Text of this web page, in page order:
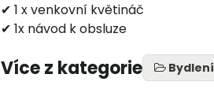
✔ 1 x venkovní květináč
✔ 1x návod k obsluze
Více z kategorie